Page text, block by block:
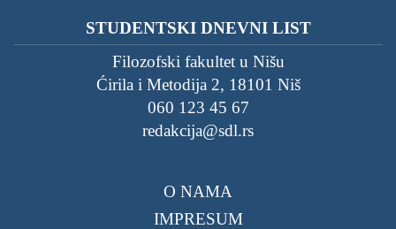
STUDENTSKI DNEVNI LIST
Filozofski fakultet u Nišu
Ćirila i Metodija 2, 18101 Niš
060 123 45 67
redakcija@sdl.rs
O NAMA
IMPRESUM